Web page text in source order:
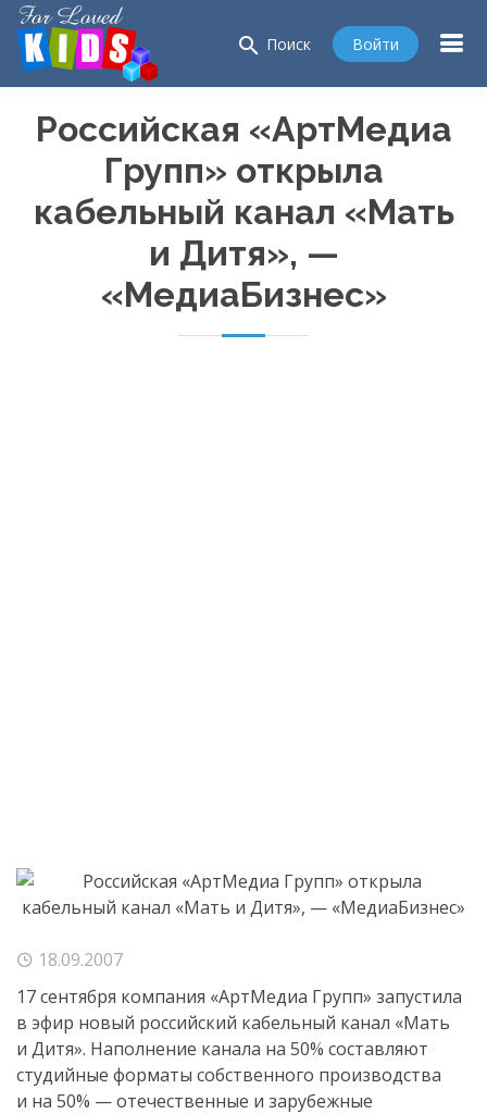
search Поиск Войти
Российская «АртМедиа
Групп» открыла
кабельный канал «Мать
и Дитя», —
«МедиаБизнес»
18.09.2007
17 сентября компания «АртМедиа Групп» запустила
в эфир новый российский кабельный канал «Мать
и Дитя». Наполнение канала на 50% составляют
студийные форматы собственного производства
и на 50% — отечественные и зарубежные